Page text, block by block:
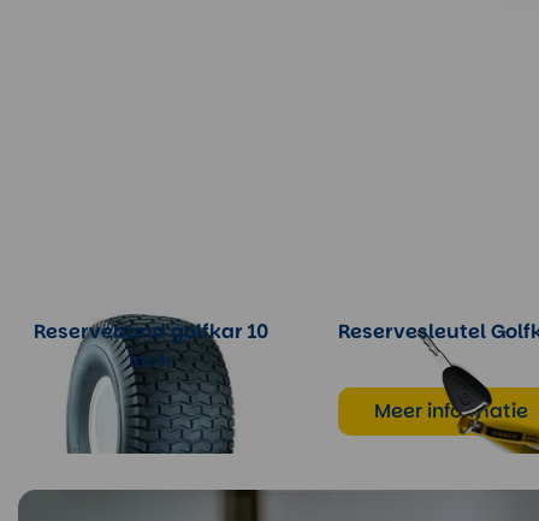
Reserveband golfkar 10
inch
Meer informatie
Reservesleutel
Meer informatie